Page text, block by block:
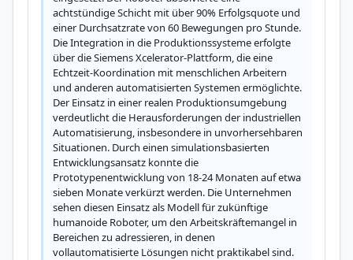
achtstündige Schicht mit über 90% Erfolgsquote und
einer Durchsatzrate von 60 Bewegungen pro Stunde.
Die Integration in die Produktionssysteme erfolgte
über die Siemens Xcelerator-Plattform, die eine
Echtzeit-Koordination mit menschlichen Arbeitern
und anderen automatisierten Systemen ermöglichte.
Der Einsatz in einer realen Produktionsumgebung
verdeutlicht die Herausforderungen der industriellen
Automatisierung, insbesondere in unvorhersehbaren
Situationen. Durch einen simulationsbasierten
Entwicklungsansatz konnte die
Prototypenentwicklung von 18-24 Monaten auf etwa
sieben Monate verkürzt werden. Die Unternehmen
sehen diesen Einsatz als Modell für zukünftige
humanoide Roboter, um den Arbeitskräftemangel in
Bereichen zu adressieren, in denen
vollautomatisierte Lösungen nicht praktikabel sind.